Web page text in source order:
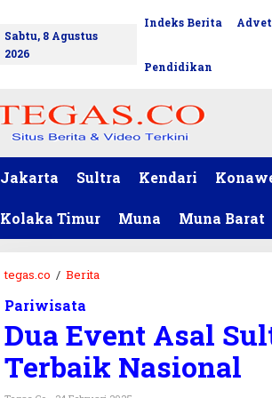
Sabtu, 8 Agustus
2026
Indeks Berita
Pendidikan
Jakarta Sultra Kendari
Kolaka Timur Muna Muna Barat
tegas.co / Berita
E
v
e
n
Pariwisata
Dua Event Asal
Terbaik Nasional